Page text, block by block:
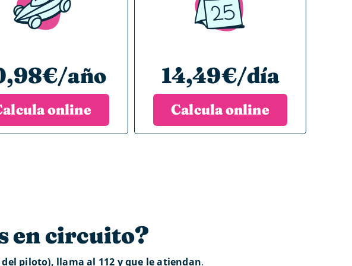
año
online
14,49€/día
Calcula online
en circuito?
del piloto), llama al 112 y que le atiendan.